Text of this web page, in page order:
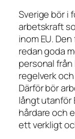
Sverige bör i
arbetskraft
inom EU.
redan goda
personal
regelverk
Därför bör
långt utanför
hårdare och
ett verkligt